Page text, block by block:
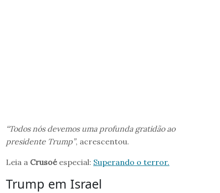
“Todos nós devemos uma profunda gratidão ao
presidente Trump”, acrescentou.
Leia a Crusoé especial: Superando o terror.
Trump em Israel